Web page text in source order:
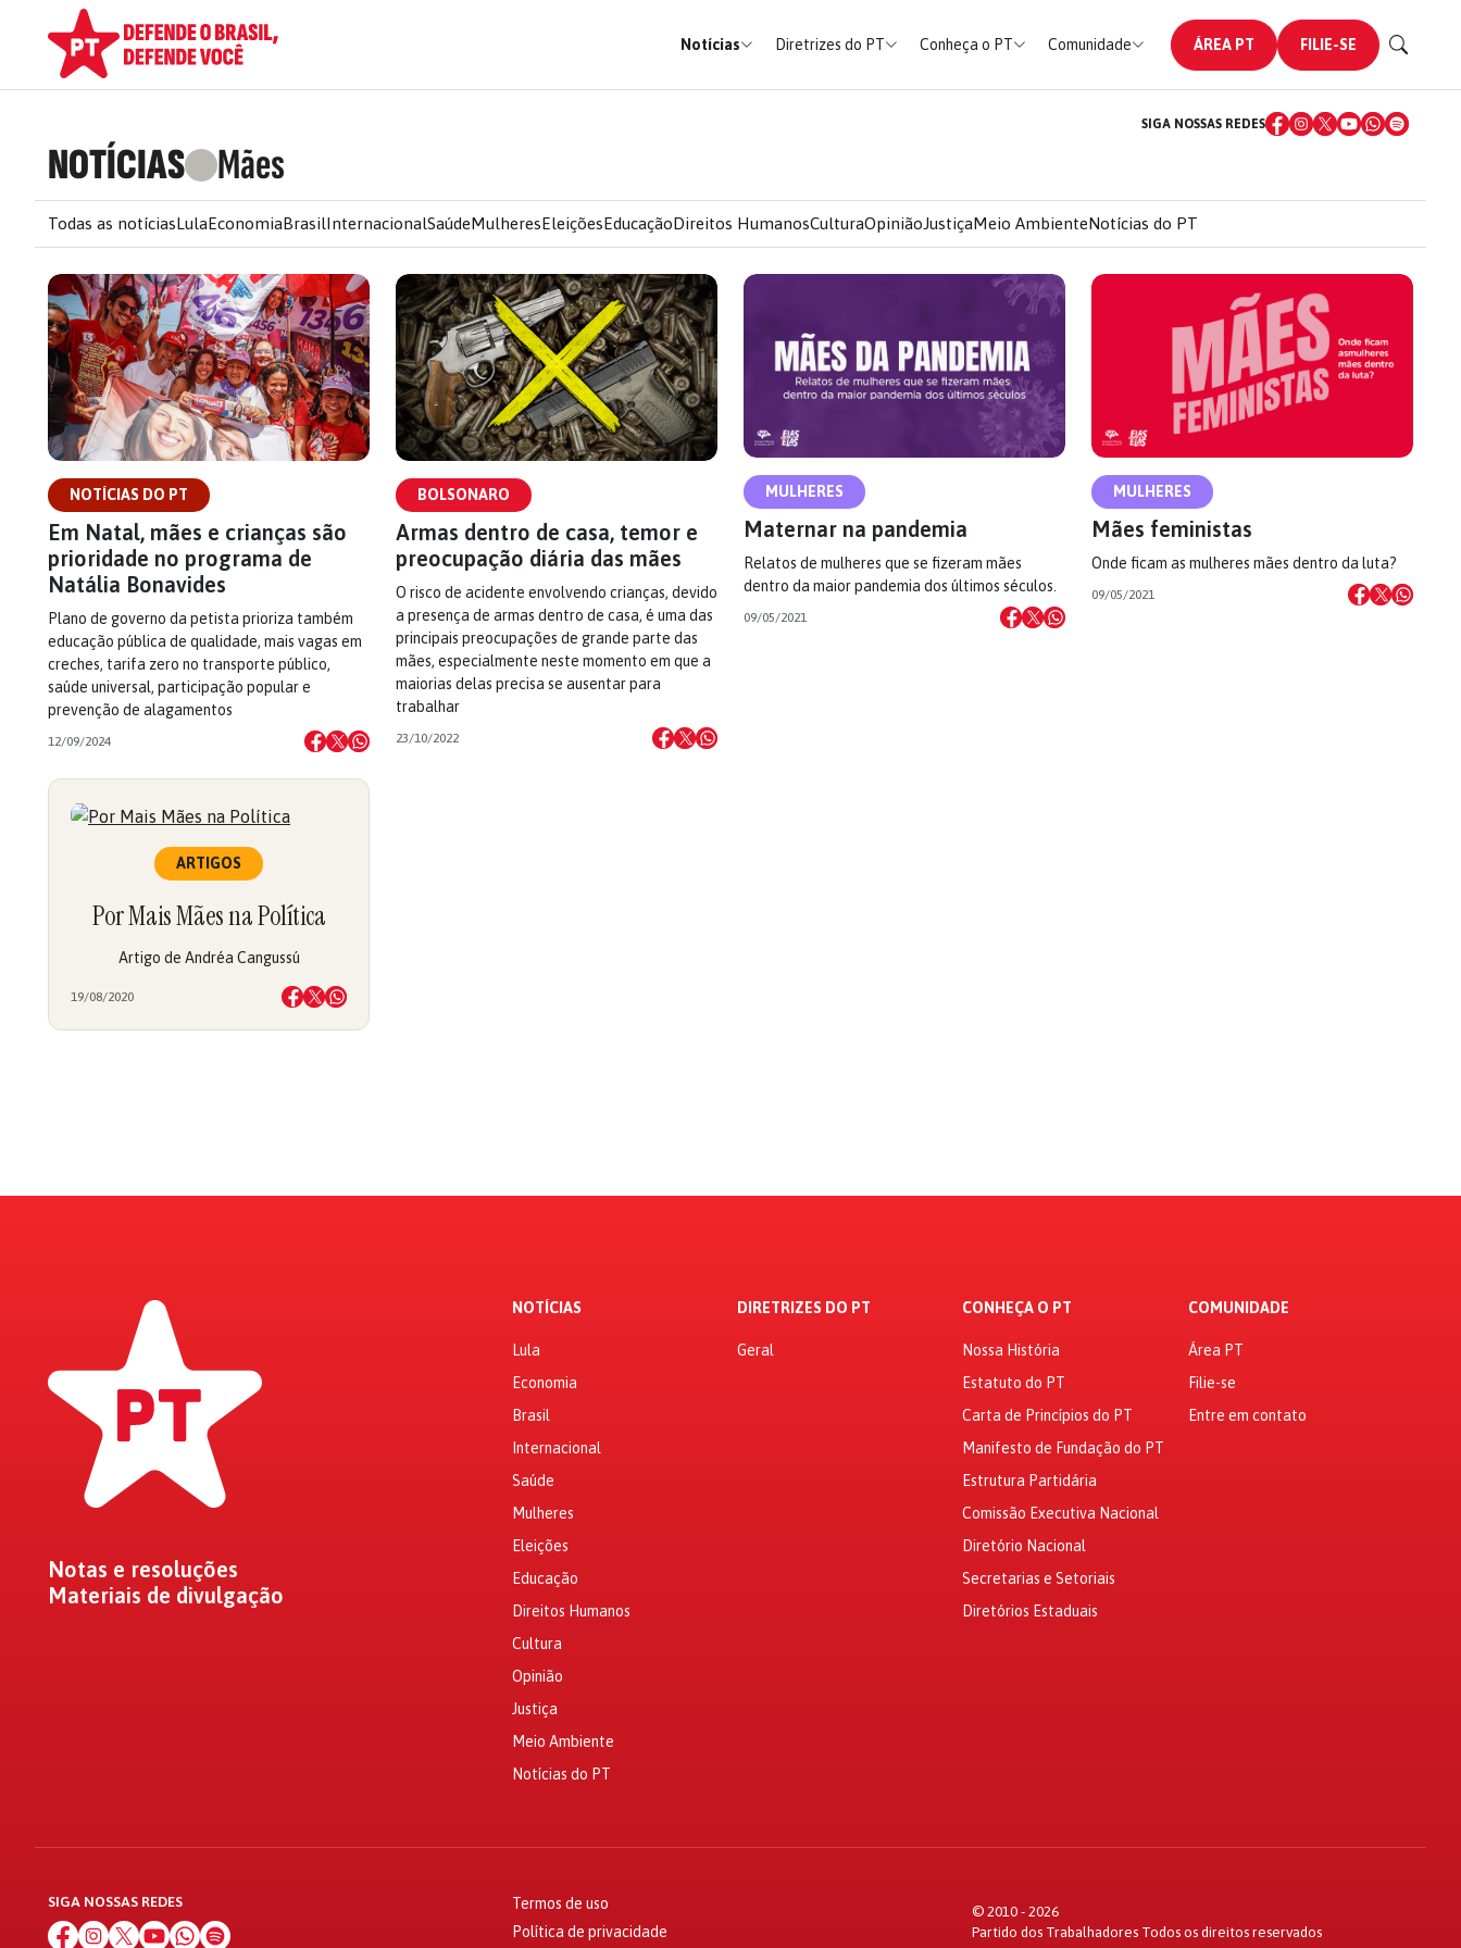
Notícias Diretrizes do PT Conheça o PT Comunidade ÁREA PT FILIE-SE
NOTÍCIAS Mães
SIGA NOSSAS REDES
Todas as notíciasLulaEconomiaBrasilInternacionalSaúdeMulheresEleiçõesEducaçãoDireitos HumanosCulturaOpiniãoJustiçaMeio AmbienteNotícias do PT
NOTÍCIAS DO PT
Em Natal, mães e crianças são
prioridade no programa de
Natália Bonavides
Plano de governo da petista prioriza também
educação pública de qualidade, mais vagas em
creches, tarifa zero no transporte público,
saúde universal, participação popular e
prevenção de alagamentos
12/09/2024
BOLSONARO
Armas dentro de casa, temor e
preocupação diária das mães
O risco de acidente envolvendo crianças, devido
a presença de armas dentro de casa, é uma das
principais preocupações de grande parte das
mães, especialmente neste momento em que a
maiorias delas precisa se ausentar para
trabalhar
23/10/2022
MULHERES
Maternar na pandemia
Relatos de mulheres que se fizeram mães
dentro da maior pandemia dos últimos séculos.
09/05/2021
MULHERES
Mães feministas
Onde ficam as mulheres mães dentro da luta?
09/05/2021
ARTIGOS
Por Mais Mães na Política
Artigo de Andréa Cangussú
19/08/2020
Notas e resoluções
Materiais de divulgação
NOTÍCIAS
Lula
Economia
Brasil
Internacional
Saúde
Mulheres
Eleições
Educação
Direitos Humanos
Cultura
Opinião
Justiça
Meio Ambiente
Notícias do PT
DIRETRIZES DO PT
Geral
CONHEÇA O PT
Nossa História
Estatuto do PT
Carta de Princípios do PT
Manifesto de Fundação do PT
Estrutura Partidária
Comissão Executiva Nacional
Diretório Nacional
Secretarias e Setoriais
Diretórios Estaduais
COMUNIDADE
Área PT
Filie-se
Entre em contato
SIGA NOSSAS REDES
Termos de uso
Política de privacidade
© 2010 - 2026
Partido dos Trabalhadores Todos os direitos reservados